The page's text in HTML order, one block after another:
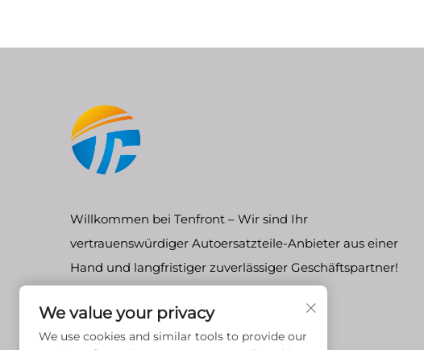
Willkommen bei Tenfront – Wir sind Ihr
vertrauenswürdiger Autoersatzteile-Anbieter aus einer
Hand und langfristiger zuverlässiger Geschäftspartner!
We value your privacy
We use cookies and similar tools to provide our